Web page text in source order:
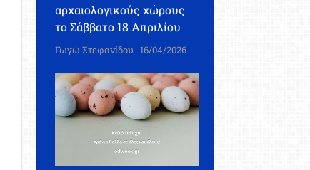
αρχαιολογικούς χώρους
το Σάββατο 18 Απριλίου
Γωγώ Στεφανίδου 16/04/2026